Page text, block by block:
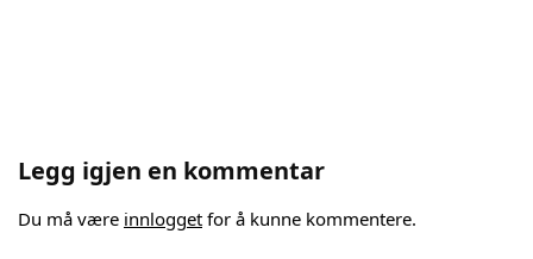
Legg igjen en kommentar
Du må være innlogget for å kunne kommentere.